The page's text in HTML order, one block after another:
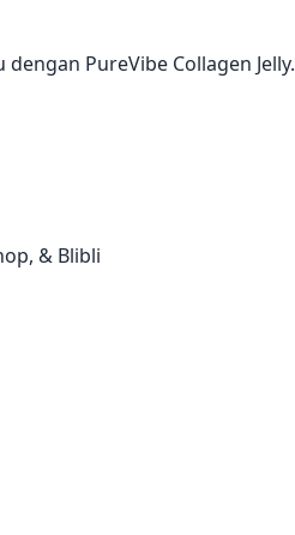
PureVibe Collagen Jelly.
& Blibli